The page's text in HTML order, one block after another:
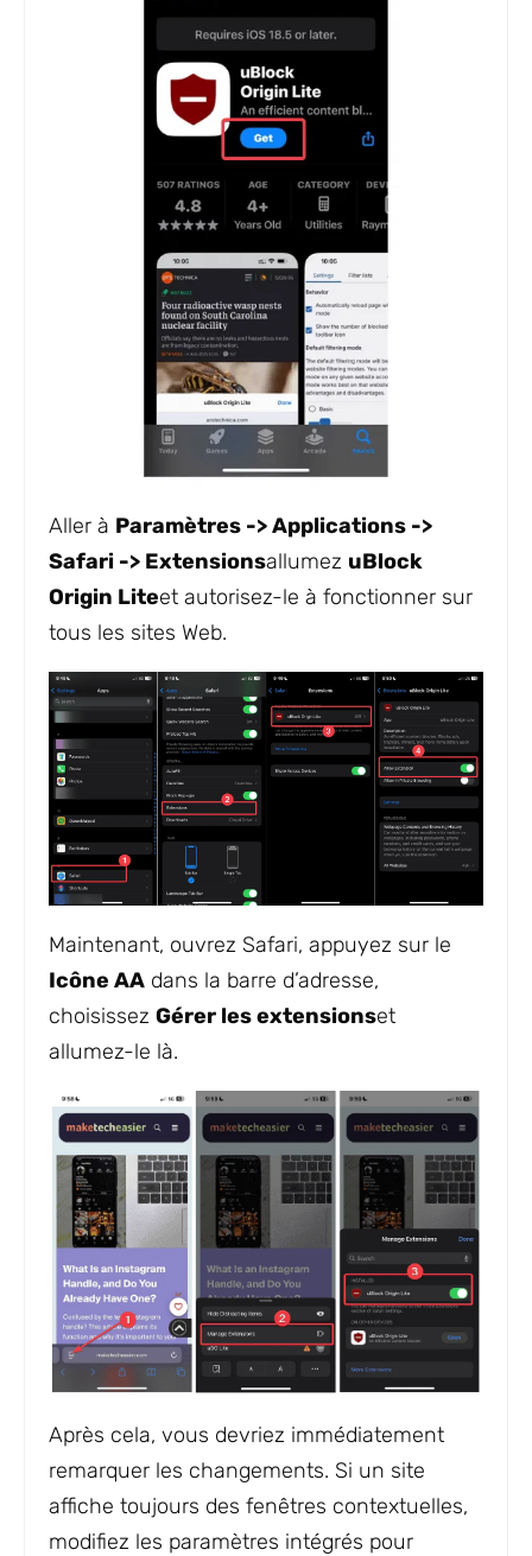
Aller à Paramètres -> Applications ->
Safari -> Extensionsallumez uBlock
Origin Liteet autorisez-le à fonctionner sur
tous les sites Web.
Maintenant, ouvrez Safari, appuyez sur le
Icône AA dans la barre d’adresse,
choisissez Gérer les extensionset
allumez-le là.
Après cela, vous devriez immédiatement
remarquer les changements. Si un site
affiche toujours des fenêtres contextuelles,
modifiez les paramètres intégrés pour